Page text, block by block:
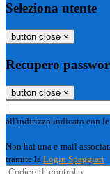
Seleziona utente
button close ×
Recupero
button close ×
all'indirizzo indicato con le
Non hai una e-mail
tramite la Login Spaggiari